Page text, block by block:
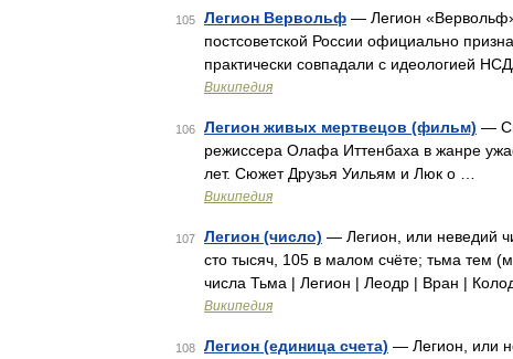
105 Легион Вервольф — Легион
постсоветской России официально
практически совпадали с идеологией
Википедия
106 Легион живых мертвецов (фильм) —
режиссера Олафа Иттенбаха в жанре
лет. Сюжет Друзья Уильям и Люк о …
Википедия
107 Легион (число) — Легион, или неведий
сто тысяч, 105 в малом счёте; тьма тем
числа Тьма | Легион | Леодр | Вран |
Википедия
108 Легион (единица счета) — Легион, или